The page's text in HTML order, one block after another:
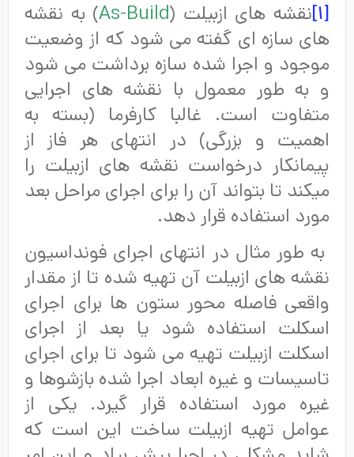
نقشه های ازبیلت ( As-Build) به نقشه
های سازه ای گفته می شود که از وضعیت
موجود و اجرا شده سازه برداشت می شود
و به طور معمول با نقشه های اجرایی
متفاوت است. غالبا کارفرما (بسته به
اهمیت و بزرگی) در انتهای هر فاز از
پیمانکار درخواست نقشه های ازبیلت را
میکند تا بتواند آن را برای اجرای مراحل بعد
مورد استفاده قرار دهد.
به طور مثال در انتهای اجرای فونداسیون
نقشه های ازبیلت آن تهیه شده تا از مقدار
واقعی فاصله محور ستون ها برای اجرای
اسکلت استفاده شود یا بعد از اجرای
اسکلت ازبیلت تهیه می شود تا برای اجرای
تاسیسات و غیره ابعاد اجرا شده بازشوها و
غیره مورد استفاده قرار گیرد. یکی از
عوامل تهیه ازبیلت ساخت این است که